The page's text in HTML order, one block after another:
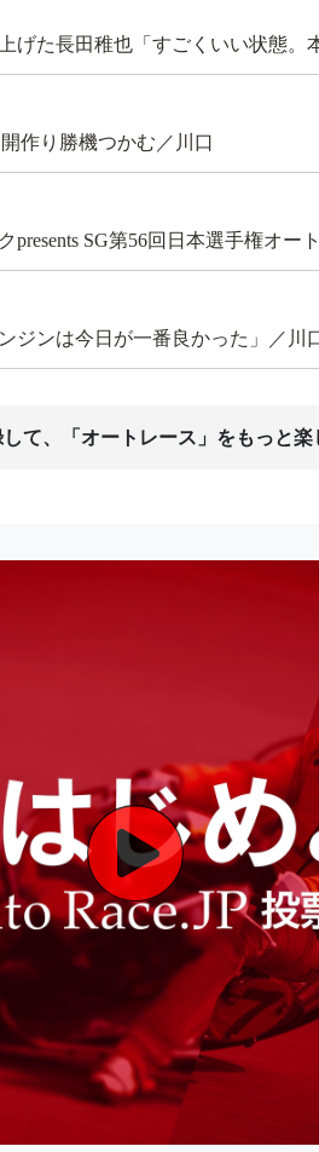
げた長田稚也「すごくいい状態
作り勝機つかむ／川口
SG第56回日本選手権オー
ジンは今日が一番良かった」／川
て、「オートレース」をもっと楽